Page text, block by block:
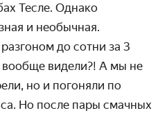
Тесле. Однако
и необычная.
до сотни за 3
видели?! А мы не
но и погоняли по
Но после пары смачных